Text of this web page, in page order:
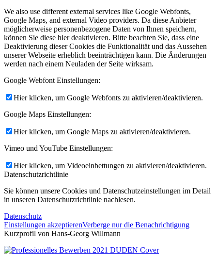
We also use different external services like Google Webfonts,
Google Maps, and external Video providers. Da diese Anbieter
möglicherweise personenbezogene Daten von Ihnen speichern,
können Sie diese hier deaktivieren. Bitte beachten Sie, dass eine
Deaktivierung dieser Cookies die Funktionalität und das Aussehen
unserer Webseite erheblich beeinträchtigen kann. Die Änderungen
werden nach einem Neuladen der Seite wirksam.
Google Webfont Einstellungen:
Hier klicken, um Google Webfonts zu aktivieren/deaktivieren.
Google Maps Einstellungen:
Hier klicken, um Google Maps zu aktivieren/deaktivieren.
Vimeo und YouTube Einstellungen:
Hier klicken, um Videoeinbettungen zu aktivieren/deaktivieren.
Datenschutzrichtlinie
Sie können unsere Cookies und Datenschutzeinstellungen im Detail
in unseren Datenschutzrichtlinie nachlesen.
Datenschutz
Einstellungen akzeptierenVerberge nur die Benachrichtigung
Kurzprofil von Hans-Georg Willmann